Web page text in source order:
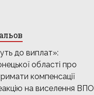
до виплат»:
області про
компенсації
на виселення ВПО